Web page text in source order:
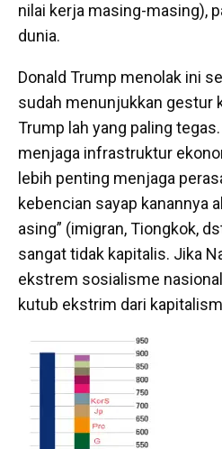
nilai kerja masing-masing),
dunia.
Donald Trump menolak ini
sudah menunjukkan gestur
Trump lah yang paling
menjaga infrastruktur
lebih penting menjaga
kebencian sayap kanannya
asing” (imigran, Tiongkok,
sangat tidak kapitalis. Jika
ekstrem sosialisme
kutub ekstrim dari